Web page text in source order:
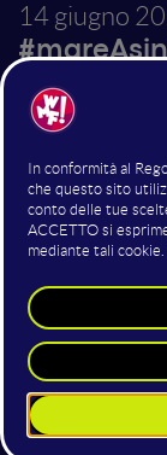
14 giugno
Puglia
In Puglia vi
impresa, dalla
TECNONIDI,
molti altri
Vieni ad